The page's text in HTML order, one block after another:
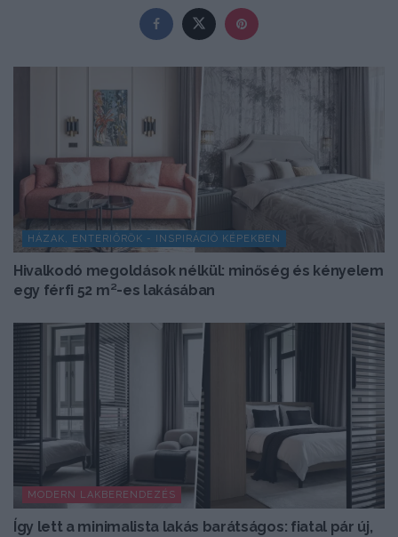
HÁZAK, ENTERIŐRÖK - INSPIRÁCIÓ KÉPEKBEN
Hivalkodó megoldások nélkül: minőség és kényelem
egy férfi 52 m²-es lakásában
MODERN LAKBERENDEZÉS
Így lett a minimalista lakás barátságos: fiatal pár új,